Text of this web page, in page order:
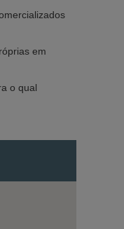
em
o qual